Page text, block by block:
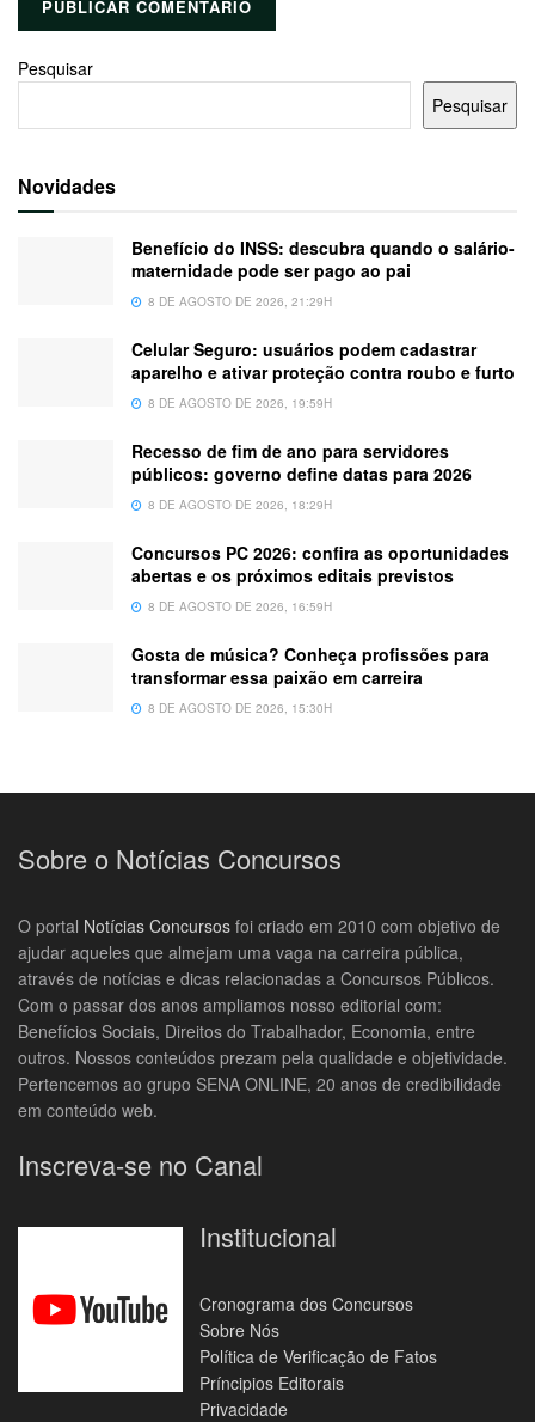
Pesquisar
Pesquisar
Novidades
Benefício do INSS: descubra quando o salário-
maternidade pode ser pago ao pai
8 DE AGOSTO DE 2026, 21:29H
Celular Seguro: usuários podem cadastrar
aparelho e ativar proteção contra roubo e furto
8 DE AGOSTO DE 2026, 19:59H
Recesso de fim de ano para servidores
públicos: governo define datas para 2026
8 DE AGOSTO DE 2026, 18:29H
Concursos PC 2026: confira as oportunidades
abertas e os próximos editais previstos
8 DE AGOSTO DE 2026, 16:59H
Gosta de música? Conheça profissões para
transformar essa paixão em carreira
8 DE AGOSTO DE 2026, 15:30H
Sobre o Notícias Concursos
O portal Notícias Concursos foi criado em 2010 com objetivo de
ajudar aqueles que almejam uma vaga na carreira pública,
através de notícias e dicas relacionadas a Concursos Públicos.
Com o passar dos anos ampliamos nosso editorial com:
Benefícios Sociais, Direitos do Trabalhador, Economia, entre
outros. Nossos conteúdos prezam pela qualidade e objetividade.
Pertencemos ao grupo SENA ONLINE, 20 anos de credibilidade
em conteúdo web.
Inscreva-se no Canal
Institucional
Cronograma dos Concursos
Sobre Nós
Política de Verificação de Fatos
Príncipios Editorais
Privacidade